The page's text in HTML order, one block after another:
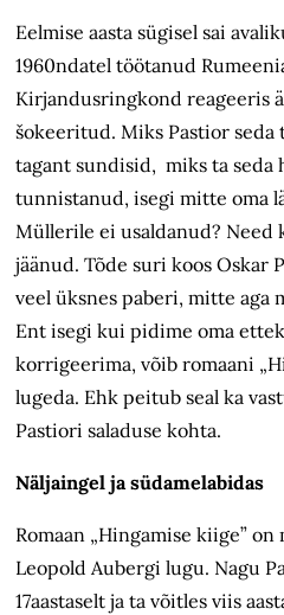
Eelmise aasta sügisel sai
1960ndatel töötanud
Kirjandusringkond reageeris
šokeeritud. Miks Pastior
tagant sundisid, miks ta seda
tunnistanud, isegi mitte oma
Müllerile ei usaldanud? Need
jäänud. Tõde suri koos Oskar
veel üksnes paberi, mitte aga
Ent isegi kui pidime oma
korrigeerima, võib romaani
lugeda. Ehk peitub seal ka
Pastiori saladuse kohta.
Näljaingel ja südamelabidas
Romaan „Hingamise kiige”
Leopold Aubergi lugu. Nagu
17aastaselt ja ta võitles viis